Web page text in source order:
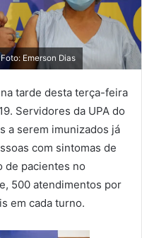
Emerson Dias
tarde desta terça-feira
Servidores da UPA do
a serem imunizados já
com sintomas de
de pacientes no
500 atendimentos por
em cada turno.